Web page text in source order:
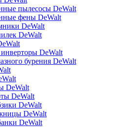
пылесосы DeWalt
фены DeWalt
DeWalt
DeWalt
DeWalt
бурения DeWalt
DeWalt
DeWalt
DeWalt
DeWalt
DeWalt